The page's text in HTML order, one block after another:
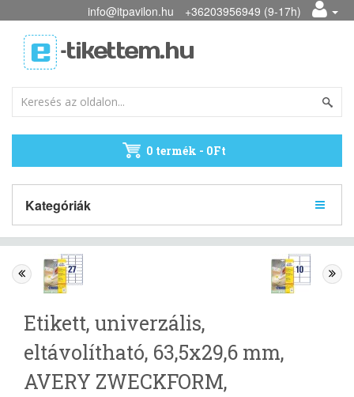
info@itpavilon.hu +36203956949 (9-17h)
0 termék - 0Ft
Kategóriák
Etikett, univerzális,
eltávolítható, 63,5x29,6 mm,
AVERY ZWECKFORM,